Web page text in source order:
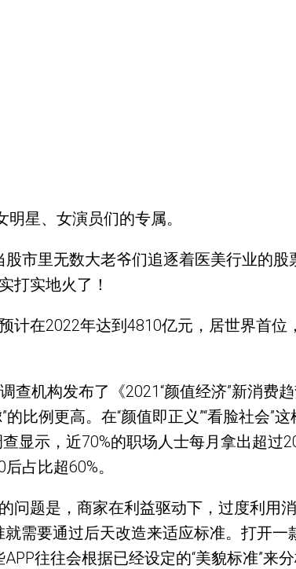
星、女演员们的专属。
股市里无数大老爷们追逐着医美行业的
打实地火了！
计在2022年达到4810亿元，居世界首位
查机构发布了《2021“颜值经济”新消费
比例更高。在“颜值即正义”“看脸社会”
显示，近70%的职场人士每月拿出超过
占比超60%。
问题是，商家在利益驱动下，过度利用
需要通过后天改造来适应标准。打开一
往往会根据已经设定的“美貌标准”来